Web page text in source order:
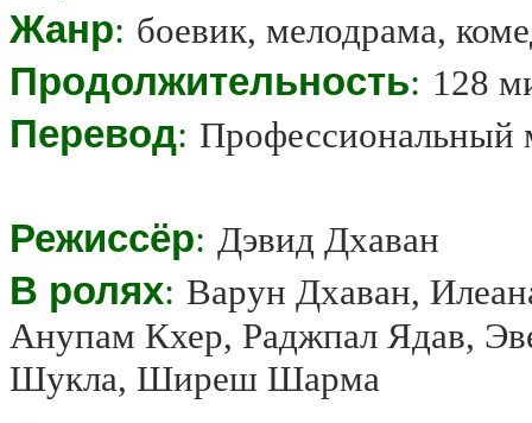
Жанр: боевик, мелодрама,
Продолжительность: 128
Перевод: Профессиональный
Режиссёр: Дэвид Дхаван
В ролях: Варун Дхаван,
Анупам Кхер, Раджпал Ядав,
Шукла, Ширеш Шарма